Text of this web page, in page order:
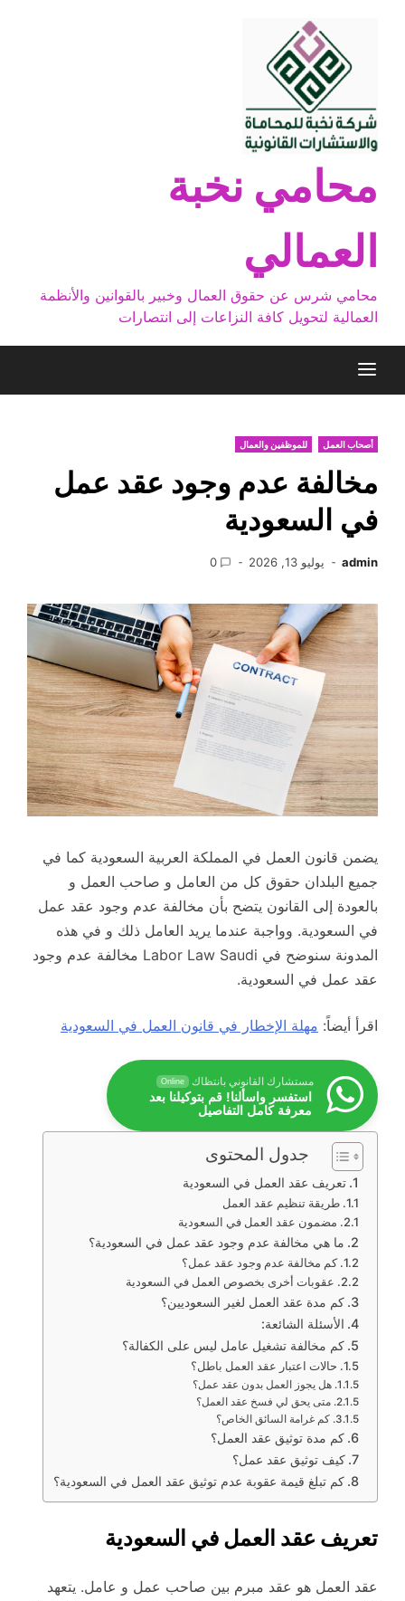
محامي نخبة
العمالي
محامي شرس عن حقوق العمال وخبير بالقوانين والأنظمة
العمالية لتحويل كافة النزاعات إلى انتصارات
أصحاب العمل للموظفين والعمال
مخالفة عدم وجود عقد عمل
في السعودية
admin يوليو 13, 2026 0
يضمن قانون العمل في المملكة العربية السعودية كما في
جميع البلدان حقوق كل من العامل و صاحب العمل و
بالعودة إلى القانون يتضح بأن مخالفة عدم وجود عقد عمل
في السعودية. وواجبة عندما يريد العامل ذلك و في هذه
المدونة سنوضح في Labor Law Saudi مخالفة عدم وجود
عقد عمل في السعودية.
اقرأ أيضاً: مهلة الإخطار في قانون العمل في السعودية
مستشارك القانوني بانتظاك Online
استفسر واسألنا! قم بتوكيلنا بعد
معرفة كامل التفاصيل
جدول المحتوى
تعريف عقد العمل في السعودية
طريقة تنظيم عقد العمل
مضمون عقد العمل في السعودية
ما هي مخالفة عدم وجود عقد عمل في السعودية؟
كم مخالفة عدم وجود عقد عمل؟
عقوبات أخرى بخصوص العمل في السعودية
كم مدة عقد العمل لغير السعوديين؟
الأسئلة الشائعة:
كم مخالفة تشغيل عامل ليس على الكفالة؟
حالات اعتبار عقد العمل باطل؟
هل يجوز العمل بدون عقد عمل؟
متى يحق لي فسخ عقد العمل؟
كم غرامة السائق الخاص؟
كم مدة توثيق عقد العمل؟
كيف توثيق عقد عمل؟
كم تبلغ قيمة عقوبة عدم توثيق عقد العمل في السعودية؟
تعريف عقد العمل في السعودية
عقد العمل هو عقد مبرم بين صاحب عمل و عامل. يتعهد